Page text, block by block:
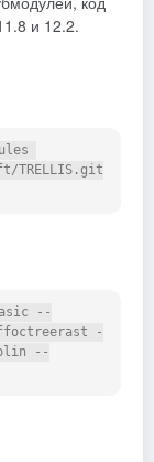
и 12.2.
TRELLIS.git
--
-
--